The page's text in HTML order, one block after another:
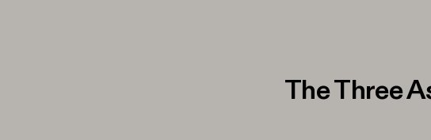
The Three